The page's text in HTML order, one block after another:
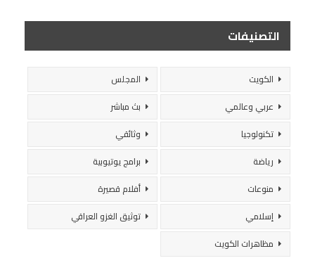
التصنيفات
الكويت
المجلس
عربي وعالمي
بث مباشر
تكنولوجيا
وثائقي
رياضة
برامج يوتيوبية
منوعات
أفلام قصيرة
إسلامي
توثيق الغزو العراقي
مظاهرات الكويت